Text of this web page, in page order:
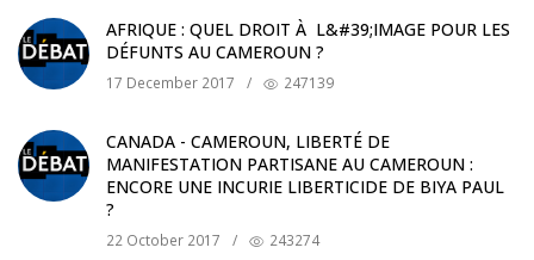
AFRIQUE : QUEL DROIT À L&#39;IMAGE POUR LES
DÉFUNTS AU CAMEROUN ?
17 December 2017 / 247139
CANADA - CAMEROUN, LIBERTÉ DE
MANIFESTATION PARTISANE AU CAMEROUN :
ENCORE UNE INCURIE LIBERTICIDE DE BIYA PAUL
?
22 October 2017 / 243274